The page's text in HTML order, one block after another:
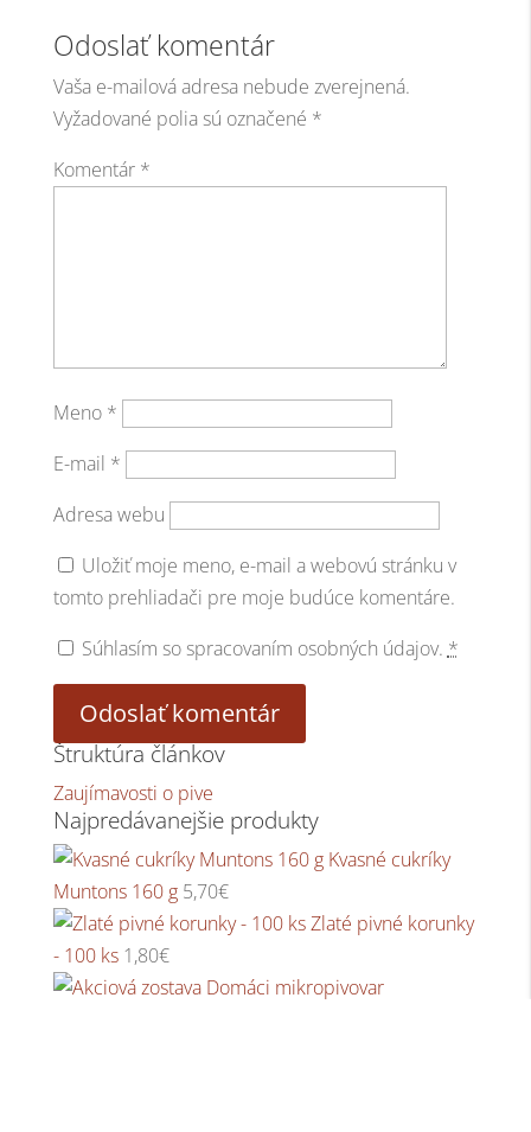
Odoslať komentár
Vaša e-mailová adresa nebude zverejnená.
Vyžadované polia sú označené *
Komentár *
Meno *
E-mail *
Adresa webu
Uložiť moje meno, e-mail a webovú stránku v
tomto prehliadači pre moje budúce komentáre.
Súhlasím so spracovaním osobných údajov. *
Štruktúra článkov
Zaujímavosti o pive
Najpredávanejšie produkty
Kvasné cukríky
Muntons 160 g 5,70€
Zlaté pivné korunky
- 100 ks 1,80€